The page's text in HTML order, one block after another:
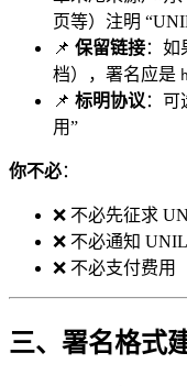
页等）注明
📌 保留链接：如
档），署名应是
📌 标明协议：可
用”
你不必：
❌ 不必先征求
❌ 不必通知
❌ 不必支付费用
三、署名格式